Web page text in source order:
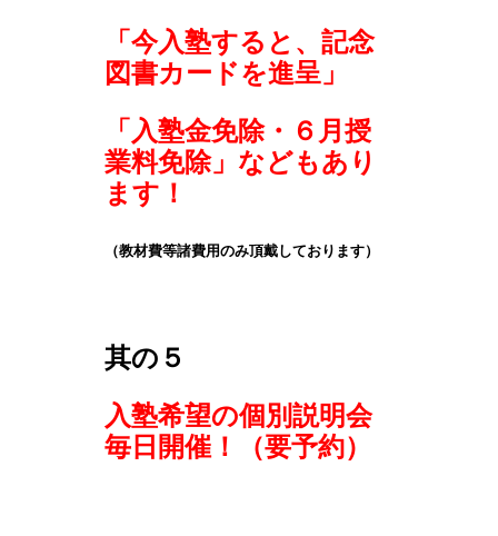
「今入塾すると、記念
図書カードを進呈」
「入塾金免除・６月授
業料免除」などもあり
ます！
（教材費等諸費用のみ頂戴しております）
其の５
入塾希望の個別説明会
毎日開催！（要予約）